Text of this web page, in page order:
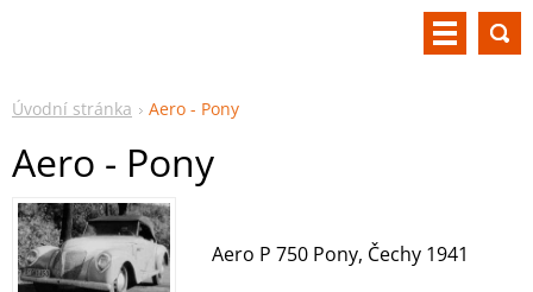
Úvodní stránka Aero - Pony
Aero - Pony
Aero P 750 Pony, Čechy 1941